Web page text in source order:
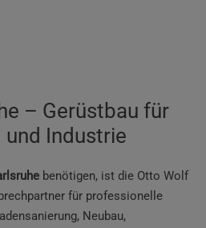
– Gerüstbau für
und Industrie
benötigen, ist die Otto Wolf
für professionelle
Neubau,